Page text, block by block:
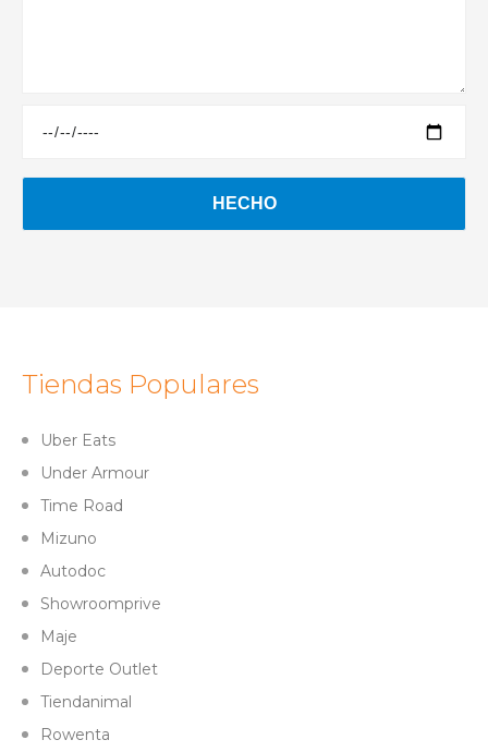
Tiendas Populares
Uber Eats
Under Armour
Time Road
Mizuno
Autodoc
Showroomprive
Maje
Deporte Outlet
Tiendanimal
Rowenta